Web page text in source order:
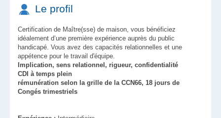
Le profil
Certification de Maître(sse) de maison, vous bénéficiez
idéalement d’une première expérience auprès du public
handicapé. Vous avez des capacités relationnelles et une
appétence pour le travail d'équipe.
Implication, sens relationnel, rigueur, confidentialité
CDI à temps plein
rémunération selon la grille de la CCN66, 18 jours de
Congés trimestriels